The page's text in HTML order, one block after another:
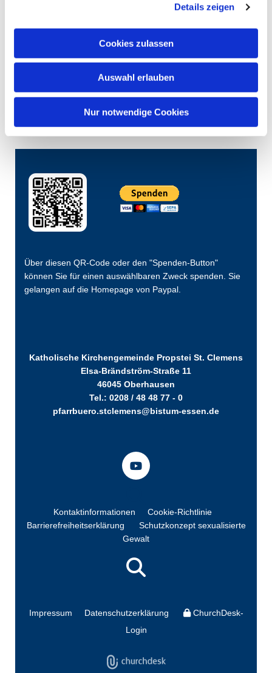
Details zeigen
Cookies zulassen
Auswahl erlauben
Nur notwendige Cookies
Über diesen QR-Code oder den "Spenden-Button"
können Sie für einen auswählbaren Zweck spenden. Sie
gelangen auf die Homepage von Paypal.
Katholische Kirchengemeinde Propstei St. Clemens
Elsa-Brändström-Straße 11
46045 Oberhausen
Tel.: 0208 / 48 48 77 - 0
pfarrbuero.stclemens@bistum-essen.de
Kontaktinformationen
Cookie-Richtlinie
Barrierefreiheitserklärung
Schutzkonzept sexualisierte
Gewalt
Impressum Datenschutzerklärung
ChurchDesk-
Login